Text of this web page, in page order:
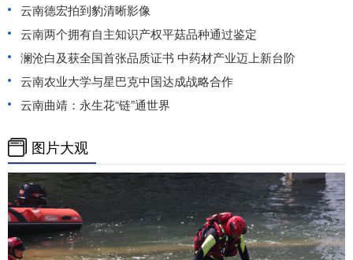
云南德宏拍到豹清晰影像
云南两个拥有自主知识产权平菇品种通过鉴定
澜沧白及获全国首张品质证书 中药材产业迈上新台阶
云南农业大学与星巴克中国达成战略合作
云南曲靖：永生花“链”通世界
图片大观